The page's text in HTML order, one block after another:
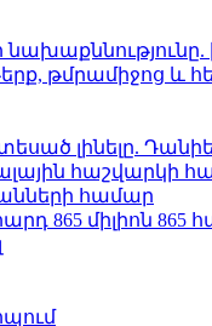
նախաքննությունը.
թմրամիջոց և
լինելը.
հաշվարկի
համար
865 միլիոն 865